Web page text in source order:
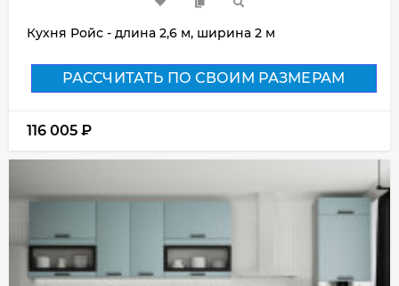
Кухня Ройс - длина 2,6 м, ширина 2 м
РАССЧИТАТЬ ПО СВОИМ РАЗМЕРАМ
116 005 ₽